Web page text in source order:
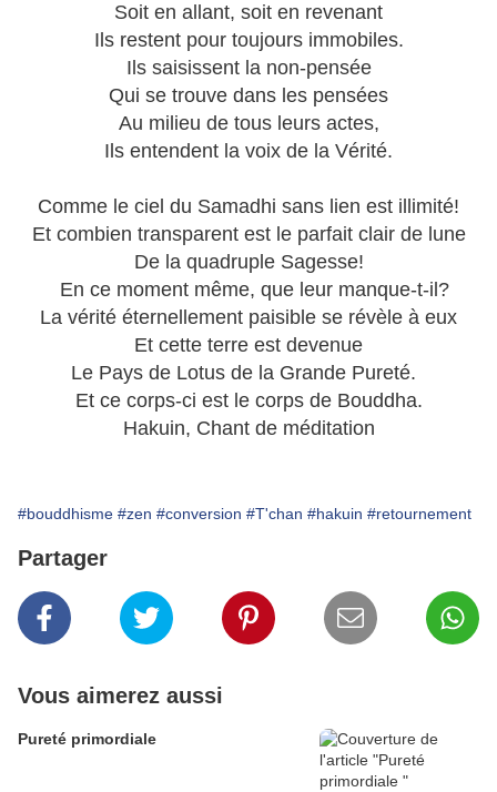
Soit en allant, soit en revenant
Ils restent pour toujours immobiles.
Ils saisissent la non-pensée
Qui se trouve dans les pensées
Au milieu de tous leurs actes,
Ils entendent la voix de la Vérité.
Comme le ciel du Samadhi sans lien est illimité!
Et combien transparent est le parfait clair de lune
De la quadruple Sagesse!
En ce moment même, que leur manque-t-il?
La vérité éternellement paisible se révèle à eux
Et cette terre est devenue
Le Pays de Lotus de la Grande Pureté.
Et ce corps-ci est le corps de Bouddha.
Hakuin, Chant de méditation
#bouddhisme #zen #conversion #T'chan #hakuin #retournement
Partager
Vous aimerez aussi
Pureté primordiale